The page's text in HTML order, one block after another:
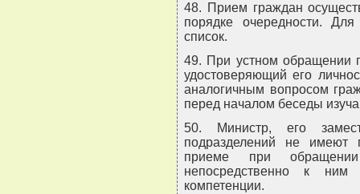
48. Прием граждан
порядке очередности.
список.
49. При устном обращении
удостоверяющий его
аналогичным вопросом
перед началом беседы
50. Министр, его
подразделений не имеют
приеме при
непосредственно к
компетенции.